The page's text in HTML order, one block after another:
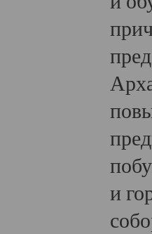
и